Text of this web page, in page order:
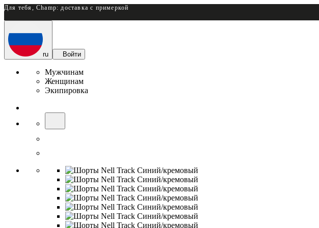
Для тебя, Champ: доставка с примеркой
ru Войти
Мужчинам
Женщинам
Экипировка